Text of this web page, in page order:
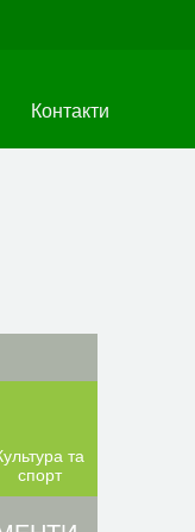
Контакти
та
спорт